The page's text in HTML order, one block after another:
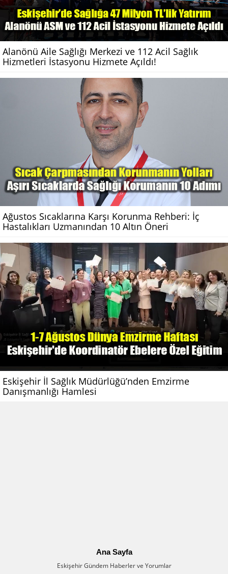
Alanönü Aile Sağlığı Merkezi ve 112 Acil Sağlık
Hizmetleri İstasyonu Hizmete Açıldı!
Ağustos Sıcaklarına Karşı Korunma Rehberi: İç
Hastalıkları Uzmanından 10 Altın Öneri
Eskişehir İl Sağlık Müdürlüğü’nden Emzirme
Danışmanlığı Hamlesi
Ana Sayfa
Eskişehir Gündem Haberler ve Yorumlar